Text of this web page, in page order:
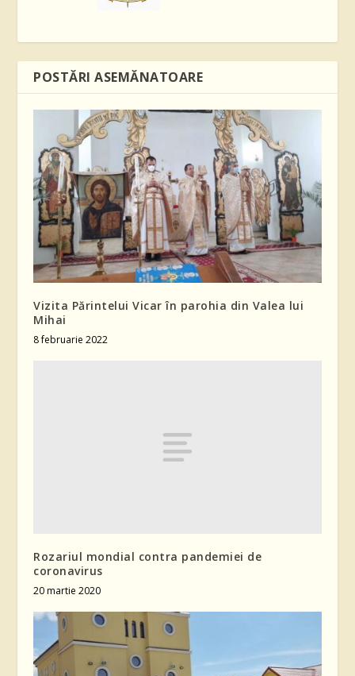
POSTĂRI ASEMĂNATOARE
Vizita Părintelui Vicar în parohia din Valea lui
Mihai
8 februarie 2022
Rozariul mondial contra pandemiei de
coronavirus
20 martie 2020